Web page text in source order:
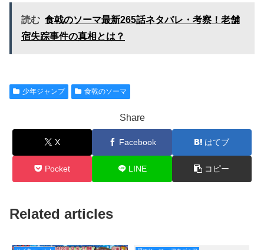
読む 食戟のソーマ最新265話ネタバレ・考察！老舗
宿失踪事件の真相とは？
少年ジャンプ 食戟のソーマ
Share
X Facebook はてブ
Pocket LINE コピー
Related articles